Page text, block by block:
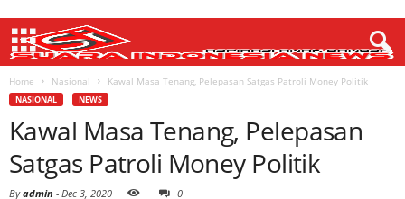
Home Nasional Kawal Masa Tenang, Pelepasan Satgas Patroli Money Politik
NASIONAL NEWS
Kawal Masa Tenang, Pelepasan
Satgas Patroli Money Politik
Byadmin - Dec 3, 2020 0